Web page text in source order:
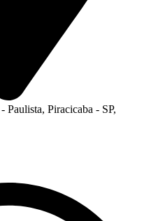
Piracicaba - SP,